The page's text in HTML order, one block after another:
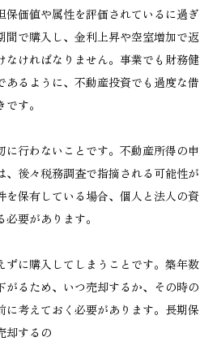
保価値や属性を評価されているに過ぎ
間で購入し、金利上昇や空室増加で返
なければなりません。事業でも財務健
あるように、不動産投資でも過度な借
す。
に行わないことです。不動産所得の申
、後々税務調査で指摘される可能性が
を保有している場合、個人と法人の資
要があります。
ずに購入してしまうことです。築年数
がるため、いつ売却するか、その時の
に考えておく必要があります。長期保
却するの